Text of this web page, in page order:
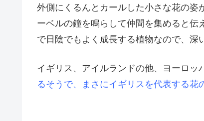
外側にくるんとカールした小さな花の
ーベルの鐘を鳴らして仲間を集めると
で日陰でもよく成長する植物なので、深
イギリス、アイルランドの他、ヨーロッ
るそうで、まさにイギリスを代表する花